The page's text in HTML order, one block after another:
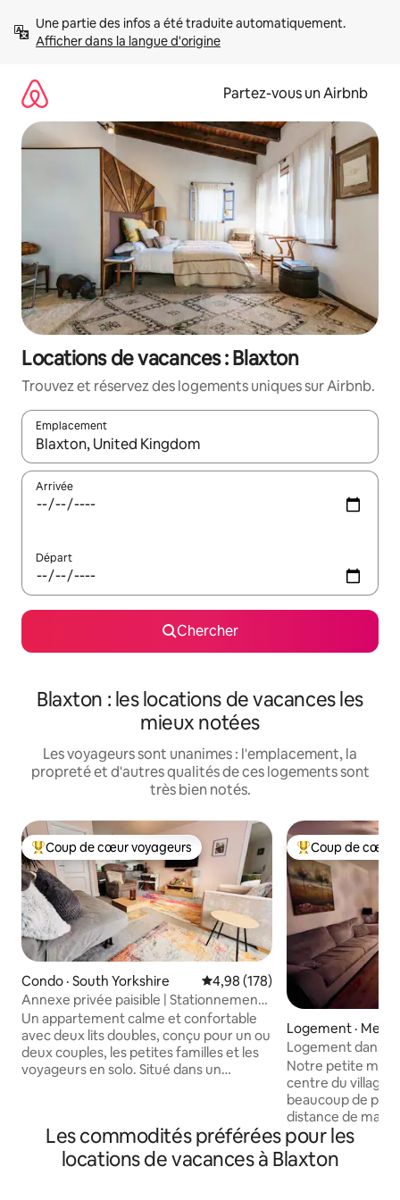
directement
Afficher dans la langue d'origine
Partez-vous un Airbnb
Locations de vacances : Blaxton
Trouvez et réservez des logements uniques sur Airbnb.
Emplacement
Quand les résultats sont affichés, parcourez-les en utilisant
Arrivée
Départ
Chercher
Blaxton : les locations de vacances les
mieux notées
Les voyageurs sont unanimes : l'emplacement, la
propreté et d'autres qualités de ces logements sont
très bien notés.
Coup de cœur voyageurs parmi les plus aimés
Coup de cœur voyageurs
Condo · South Yorkshire Note moyenne de 4,98 sur 5,
4,98 (178)
Annexe privée paisible | Stationnement |
Animaux acceptés
Un appartement calme et confortable
avec deux lits doubles, conçu pour un ou
deux couples, les petites familles et les
voyageurs en solo. Situé dans un
doubles et une capacité d'accueil
maximale de quatre personnes, il offre
un lieu de repos calme pour les voyages
Coup de cœur
Coup de cœur
Logement ·
Logement dans
Notre petite
centre du village
beaucoup de
distance de
pubs indiens,
adaptés aux
live, des
Les commodités préférées pour les
locations de vacances à Blaxton